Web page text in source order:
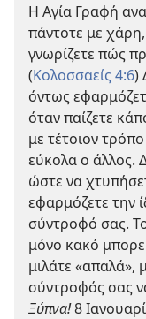
Η Αγία Γραφή
πάντοτε με
γνωρίζετε πώς
(Κολοσσαείς 4:6)
όντως
όταν παίζετε
με τέτοιον
εύκολα ο άλλος.
ώστε να
εφαρμόζετε την
σύντροφό σας.
μόνο κακό
μιλάτε «απαλά»,
σύντροφός σας
Ξύπνα!8